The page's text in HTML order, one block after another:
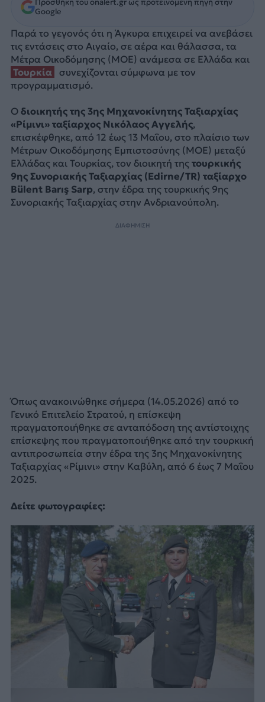
Google
Παρά το γεγονός ότι η Άγκυρα επιχειρεί να ανεβάσει
τις εντάσεις στο Αιγαίο, σε αέρα και θάλασσα, τα
Μέτρα Οικοδόμησης (ΜΟΕ) ανάμεσα σε Ελλάδα και
Τουρκία
συνεχίζονται σύμφωνα με τον
προγραμματισμό.
Ο διοικητής της 3ης Μηχανοκίνητης Ταξιαρχίας
«Ρίμινι» ταξίαρχος Νικόλαος Αγγελής,
επισκέφθηκε, από 12 έως 13 Μαΐου, στο πλαίσιο των
Μέτρων Οικοδόμησης Εμπιστοσύνης (ΜΟΕ) μεταξύ
Ελλάδας και Τουρκίας, τον διοικητή της τουρκικής
9ης Συνοριακής Ταξιαρχίας (Edirne/TR) ταξίαρχο
Bülent Barış Sarp, στην έδρα της τουρκικής 9ης
Συνοριακής Ταξιαρχίας στην Ανδριανούπολη.
ΔΙΑΦΗΜΙΣΗ
Όπως ανακοινώθηκε σήμερα (14.05.2026) από το
Γενικό Επιτελείο Στρατού, η επίσκεψη
πραγματοποιήθηκε σε ανταπόδοση της αντίστοιχης
επίσκεψης που πραγματοποιήθηκε από την τουρκική
αντιπροσωπεία στην έδρα της 3ης Μηχανοκίνητης
Ταξιαρχίας «Ρίμινι» στην Καβύλη, από 6 έως 7 Μαΐου
2025.
Δείτε φωτογραφίες: